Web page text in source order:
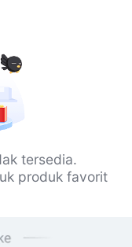
tersedia.
produk favorit